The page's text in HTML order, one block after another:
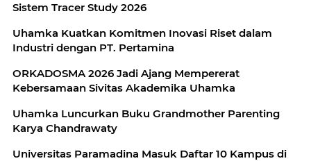
Sistem Tracer Study 2026
Uhamka Kuatkan Komitmen Inovasi Riset dalam
Industri dengan PT. Pertamina
ORKADOSMA 2026 Jadi Ajang Mempererat
Kebersamaan Sivitas Akademika Uhamka
Uhamka Luncurkan Buku Grandmother Parenting
Karya Chandrawaty
Universitas Paramadina Masuk Daftar 10 Kampus di